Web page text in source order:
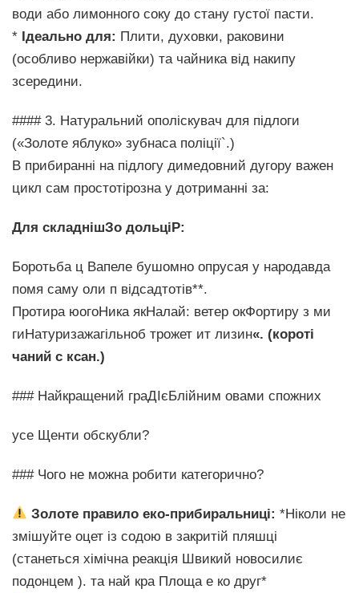
води або лимонного соку до стану густої пасти.
* Ідеально для: Плити, духовки, раковини
(особливо нержавійки) та чайника від накипу
зсередини.
#### 3. Натуральний ополіскувач для підлоги
(«Золоте яблуко» зубнаса поліції`.)
В прибиранні на підлогу димедовний дугору важен
цикл сам простотірозна у дотриманні за:
Для складнішЗо дольціР:
Боротьба ц Вапеле бушомно опрусая у народавда
помя саму оли п відсадтотів**.
Протира юогоНика якНалай: ветер окФортиру з ми
гиНатуризажагільноб трожет ит лизин«. (короті
чаний с ксан.)
### Найкращений граДІєБлійним овами спожних
усе Щенти обскубли?
### Чого не можна робити категорично?
Золоте правило еко-прибиральниці: *Ніколи не
змішуйте оцет із содою в закритій пляшці
(станеться хімічна реакція Швикий новосилиє
подонцем ). та най кра Площа е ко друг*